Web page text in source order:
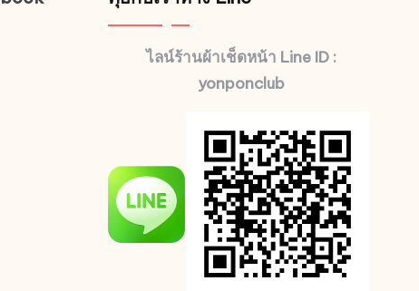
ไลน์ร้านผ้าเช็ดหน้า Line ID :
yonponclub